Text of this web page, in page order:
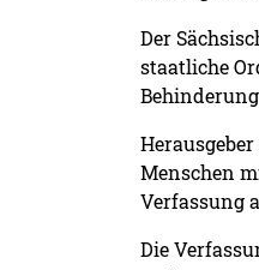
Der
staatliche
Menschen
Verfassung
Die